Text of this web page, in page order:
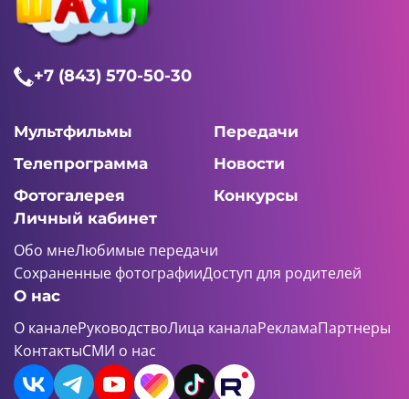
+7 (843) 570-50-30
Мультфильмы
Передачи
Телепрограмма
Новости
Фотогалерея
Конкурсы
Личный кабинет
Обо мнеЛюбимые передачи
Сохраненные фотографииДоступ для родителей
О нас
О каналеРуководствоЛица каналаРекламаПартнеры
КонтактыСМИ о нас